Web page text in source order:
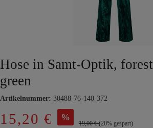
Hose in Samt-Optik, forest
green
Artikelnummer: 30488-76-140-372
15,20 € %
19,00 €(20% gespart)